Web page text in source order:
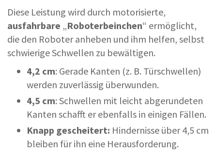
Diese Leistung wird durch motorisierte,
ausfahrbare „Roboterbeinchen“ ermöglicht,
die den Roboter anheben und ihm helfen, selbst
schwierige Schwellen zu bewältigen.
4,2 cm: Gerade Kanten (z. B. Türschwellen)
werden zuverlässig überwunden.
4,5 cm: Schwellen mit leicht abgerundeten
Kanten schafft er ebenfalls in einigen Fällen.
Knapp gescheitert: Hindernisse über 4,5 cm
bleiben für ihn eine Herausforderung.